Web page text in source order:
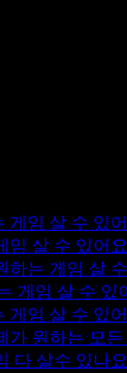
게임 살 수 있
임 살 수 있어
하는 게임 살
게임 살 수 있
게임 살 수 있
가 원하는 모
다 살수 있나요